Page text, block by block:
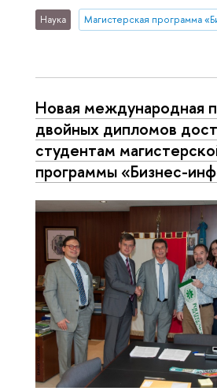
Наука Магистерская программа
Новая международная
двойных дипломов
студентам
программы «Бизнес-